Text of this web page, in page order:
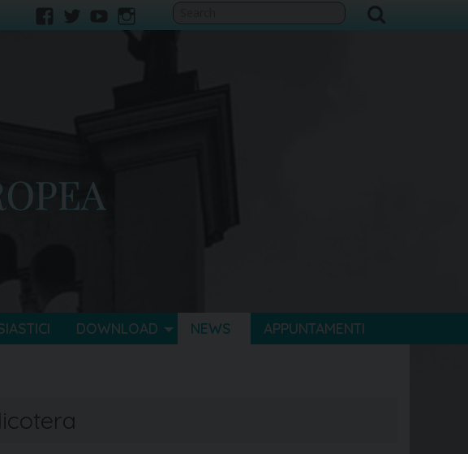
facebook
twitteryoutubeinstagram
DOWNLOAD NEWS APPUNTAMENTI